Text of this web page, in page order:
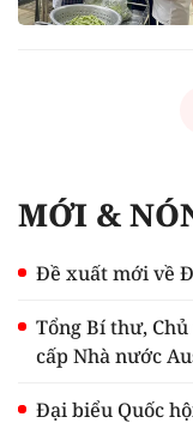
MỚI &
Đề xuất mới về
Tổng Bí thư,
cấp Nhà nước
Đại biểu Quốc